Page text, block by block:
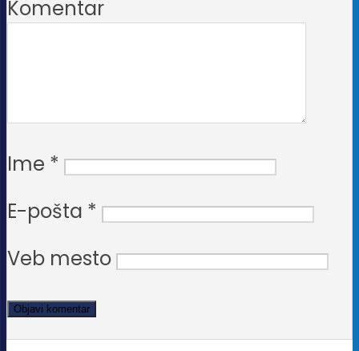
Komentar
Ime *
E-pošta *
Veb mesto